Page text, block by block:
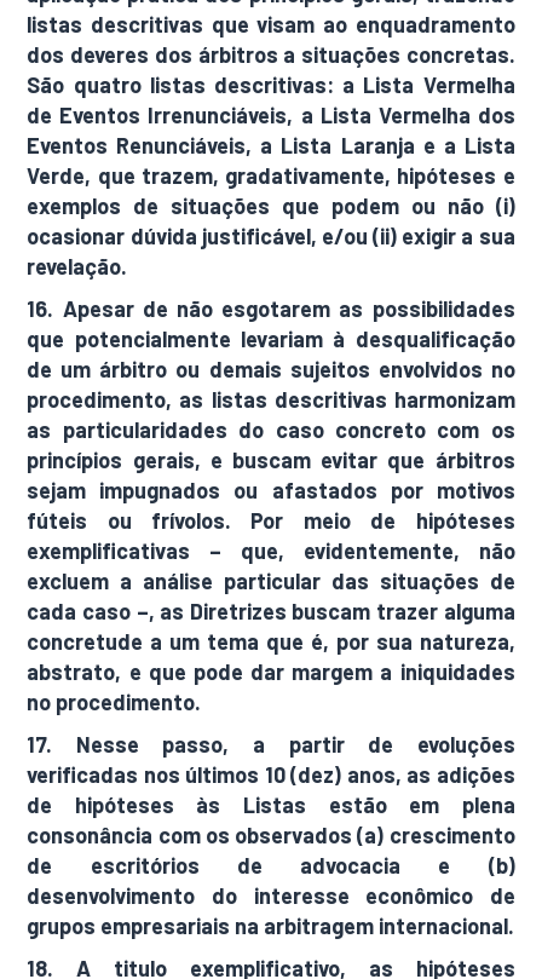
listas descritivas que visam ao enquadramento
dos deveres dos árbitros a situações concretas.
São quatro listas descritivas: a Lista Vermelha
de Eventos Irrenunciáveis, a Lista Vermelha dos
Eventos Renunciáveis, a Lista Laranja e a Lista
Verde, que trazem, gradativamente, hipóteses e
exemplos de situações que podem ou não (i)
ocasionar dúvida justificável, e/ou (ii) exigir a sua
revelação.
16. Apesar de não esgotarem as possibilidades
que potencialmente levariam à desqualificação
de um árbitro ou demais sujeitos envolvidos no
procedimento, as listas descritivas harmonizam
as particularidades do caso concreto com os
princípios gerais, e buscam evitar que árbitros
sejam impugnados ou afastados por motivos
fúteis ou frívolos. Por meio de hipóteses
exemplificativas – que, evidentemente, não
excluem a análise particular das situações de
cada caso –, as Diretrizes buscam trazer alguma
concretude a um tema que é, por sua natureza,
abstrato, e que pode dar margem a iniquidades
no procedimento.
17. Nesse passo, a partir de evoluções
verificadas nos últimos 10 (dez) anos, as adições
de hipóteses às Listas estão em plena
consonância com os observados (a) crescimento
de escritórios de advocacia e (b)
desenvolvimento do interesse econômico de
grupos empresariais na arbitragem internacional.
18. A titulo exemplificativo, as hipóteses